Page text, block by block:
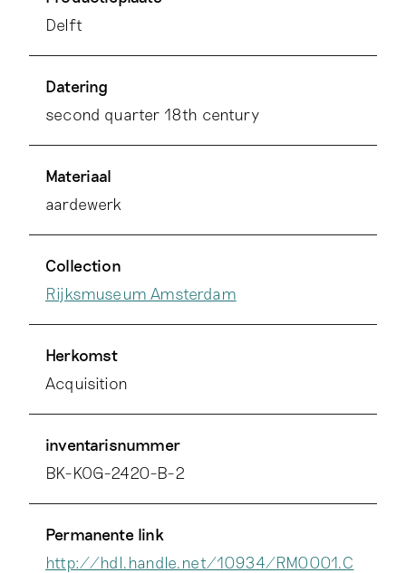
Delft
Datering
second quarter 18th century
Materiaal
aardewerk
Collection
Rijksmuseum Amsterdam
Herkomst
Acquisition
inventarisnummer
BK-KOG-2420-B-2
Permanente link
http://hdl.handle.net/10934/RM0001.C